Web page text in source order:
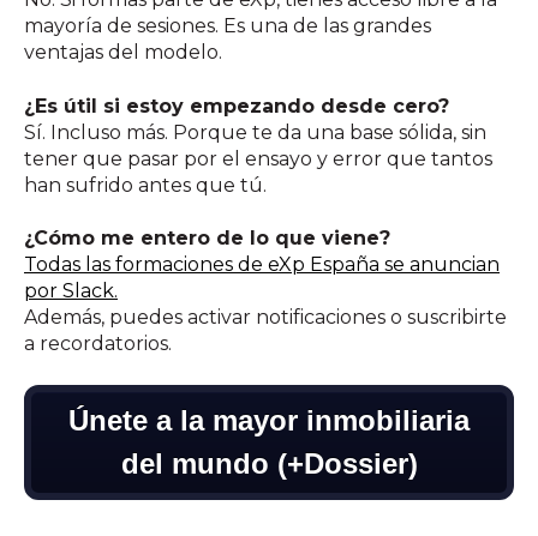
mayoría de sesiones. Es una de las grandes
ventajas del modelo.
¿Es útil si estoy empezando desde cero?
Sí. Incluso más. Porque te da una base sólida, sin
tener que pasar por el ensayo y error que tantos
han sufrido antes que tú.
¿Cómo me entero de lo que viene?
Todas las formaciones de eXp España se anuncian
por Slack.
Además, puedes activar notificaciones o suscribirte
a recordatorios.
Únete a la mayor inmobiliaria
del mundo (+Dossier)